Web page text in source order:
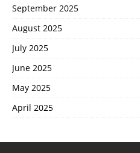
September 2025
August 2025
July 2025
June 2025
May 2025
April 2025